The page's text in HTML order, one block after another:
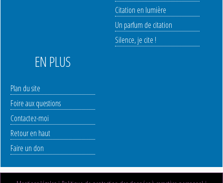
Citation en lumière
Un parfum de citation
Silence, je cite !
EN PLUS
Plan du site
Foire aux questions
Contactez-moi
Retour en haut
Faire un don